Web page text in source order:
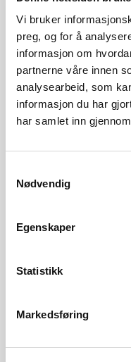
Vi bruker
preg, og for å
informasjon om
partnerne våre innen
analysearbeid, som
informasjon du har
har samlet inn
Nødvendig
Egenskaper
Statistikk
Markedsføring
nytt inntak, ny
at tiltaket kan påverke
elvemusling, og at dei
konsesjonspliktig tiltak
Kontaktpersonar
jfj@nve.no
Håkon Berg Sundet,
Vilkårsrevisjonen